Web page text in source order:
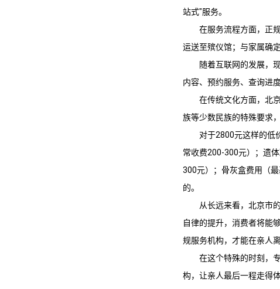
站式"服务。
在服务流程方面，正
运送至殡仪馆；与家属确
随着互联网的发展，
内容、预约服务、查询进
在传统文化方面，北
族等少数民族的特殊要求
对于2800元这样的低
常收费200-300元）；遗
300元）；骨灰盒费用（
的。
从长远来看，北京市
自律的提升，消费者将能
规服务机构，才能在亲人
在这个特殊的时刻，
构，让亲人最后一程走得